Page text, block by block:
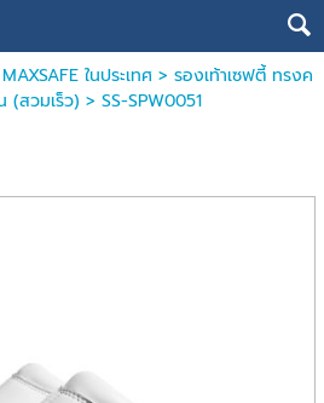
ในประเทศ> รองเท้าเซฟตี้ ทรงค
(สวมเร็ว) > SS-SPW0051